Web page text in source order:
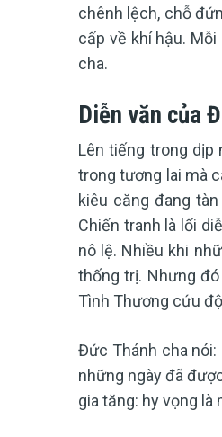
chênh lệch, chỗ
cấp về khí hậu.
cha.
Diễn văn của
Lên tiếng trong dịp
trong tương lai mà
kiêu căng đang
Chiến tranh là lối
nô lệ. Nhiều khi
thống trị. Nhưng
Tình Thương cứu
Đức Thánh cha
những ngày đã
gia tăng: hy vọng là